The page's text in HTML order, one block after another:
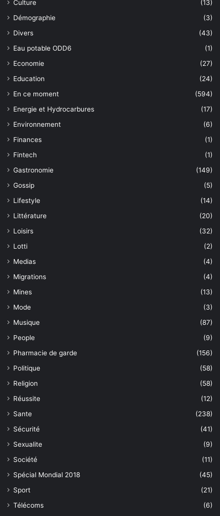
Culture
(13)
Démographie
(3)
Divers
(43)
Eau potable ODD6
(1)
Economie
(27)
Education
(24)
En ce moment
(594)
Energie et Hydrocarbures
(17)
Environnement
(6)
Finances
(1)
Fintech
(1)
Gastronomie
(149)
Gossip
(5)
Lifestyle
(14)
Littérature
(20)
Loisirs
(32)
Lotti
(2)
Medias
(4)
Migrations
(4)
Mines
(13)
Mode
(3)
Musique
(87)
People
(9)
Pharmacie de garde
(156)
Politique
(58)
Religion
(58)
Réussite
(12)
Sante
(238)
Sécurité
(41)
Sexualite
(9)
Société
(11)
Spécial Mondial 2018
(45)
Sport
(21)
Télécoms
(6)